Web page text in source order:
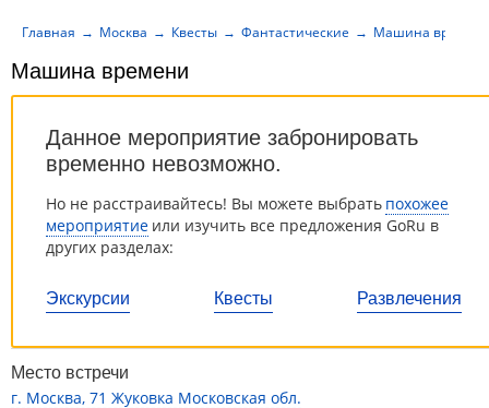
Данное мероприятие забронировать
временно невозможно.
Но не расстраивайтесь! Вы можете выбрать похожее
мероприятие или изучить все предложения GoRu в
других разделах:
Экскурсии Квесты Развлечения
Машина времени
Главная Москва Квесты Фантастические Машина
Место встречи
г. Москва, 71 Жуковка Московская обл.